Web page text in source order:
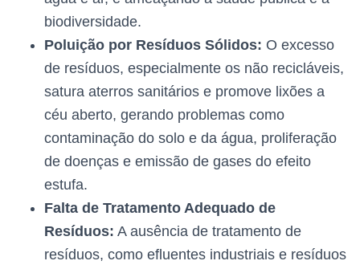
biodiversidade.
Poluição por Resíduos Sólidos: O excesso
de resíduos, especialmente os não recicláveis,
satura aterros sanitários e promove lixões a
céu aberto, gerando problemas como
contaminação do solo e da água, proliferação
de doenças e emissão de gases do efeito
estufa.
Falta de Tratamento Adequado de
Resíduos: A ausência de tratamento de
resíduos, como efluentes industriais e resíduos